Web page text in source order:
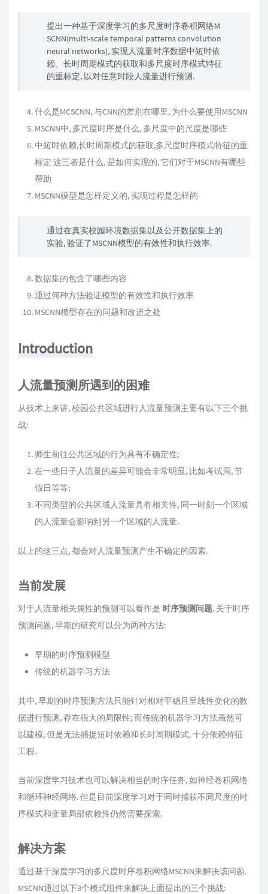
提出一种基于深度学习的多尺度时序卷积网络M
SCNN(multi-scale temporal patterns convolution
neural networks), 实现人流量时序数据中短时依
赖、长时周期模式的获取和多尺度时序模式特征
的重标定, 以对任意时段人流量进行预测.
什么是MCSCNN, 与CNN的差别在哪里, 为什么要使用MSCNN
MSCNN中, 多尺度时序是什么, 多尺度中的尺度是哪些
中短时依赖,长时周期模式的获取,多尺度时序模式特征的重
标定 这三者是什么, 是如何实现的, 它们对于MSCNN有哪些
帮助
MSCNN模型是怎样定义的, 实现过程是怎样的
通过在真实校园环境数据集以及公开数据集上的
实验, 验证了MSCNN模型的有效性和执行效率.
数据集的包含了哪些内容
通过何种方法验证模型的有效性和执行效率
MSCNN模型存在的问题和改进之处
Introduction
人流量预测所遇到的困难
从技术上来讲, 校园公共区域进行人流量预测主要有以下三个挑
战:
师生前往公共区域的行为具有不确定性;
在一些日子人流量的差异可能会非常明显, 比如考试周, 节
假日等等;
不同类型的公共区域人流量具有相关性, 同一时刻一个区域
的人流量会影响到另一个区域的人流量.
以上的这三点, 都会对人流量预测产生不确定的因素.
当前发展
对于人流量相关属性的预测可以看作是 时序预测问题. 关于时序
预测问题, 早期的研究可以分为两种方法:
早期的时序预测模型
传统的机器学习方法
其中, 早期的时序预测方法只能针对相对平稳且呈线性变化的数
据进行预测, 存在很大的局限性; 而传统的机器学习方法虽然可
以建模, 但是无法捕捉短时依赖和长时周期模式, 十分依赖特征
工程.
当前深度学习技术也可以解决相当的时序任务, 如神经卷积网络
和循环神经网络. 但是目前深度学习对于同时捕获不同尺度的时
序模式和变量局部依赖性仍然需要探索.
解决方案
通过基于深度学习的多尺度时序卷积网络MSCNN来解决该问题.
MSCNN通过以下3个模式组件来解决上面提出的三个挑战: